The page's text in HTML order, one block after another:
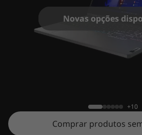
Novas opções
+10
Comprar produtos